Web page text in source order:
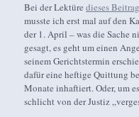
Bei der Lektüredieses
musste ich erst mal auf den
der 1. April – was die Sache
gesagt, es geht um einen
seinem Gerichtstermin
dafür eine heftige Quittung
Monate inhaftiert. Oder, um
schlicht von der Justiz